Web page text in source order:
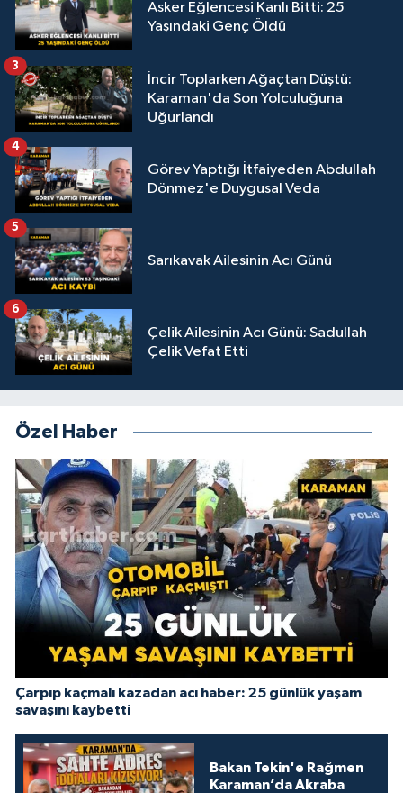
Asker Eğlencesi Kanlı Bitti: 25
Yaşındaki Genç Öldü
İncir Toplarken Ağaçtan Düştü:
Karaman'da Son Yolculuğuna
Uğurlandı
3
Görev Yaptığı İtfaiyeden Abdullah
Dönmez'e Duygusal Veda
4
Sarıkavak Ailesinin Acı Günü
5
Çelik Ailesinin Acı Günü: Sadullah
Çelik Vefat Etti
6
Özel Haber
Çarpıp kaçmalı kazadan acı haber: 25 günlük yaşam
savaşını kaybetti
Bakan Tekin'e Rağmen
Karaman’da Akraba